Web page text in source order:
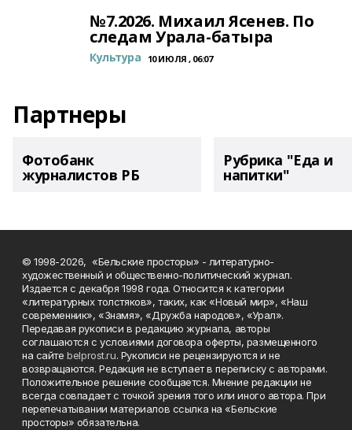
№7.2026. Михаил Ясенев. По
следам Урала-батыра
Культура 10 ИЮЛЯ , 06:07
Партнеры
Фотобанк
журналистов РБ
Рубрика "Еда и
напитки"
© 1998-2026, «Бельские просторы» - литературно-
художественный и общественно-политический журнал.
Издается с декабря 1998 года. Относится к категории
«литературных толстяков», таких, как «Новый мир», «Наш
современник», «Знамя», «Дружба народов», «Урал».
Передавая рукописи в редакцию журнала, авторы
соглашаются с условиями договора оферты, размещенного
на сайтеbelprost.ru. Рукописи не рецензируются и не
возвращаются. Редакция не вступает в переписку с авторами.
Положительное решение сообщается. Мнение редакции не
всегда совпадает с точкой зрения того или иного автора. При
перепечатывании материалов ссылка на «Бельские
просторы» обязательна.